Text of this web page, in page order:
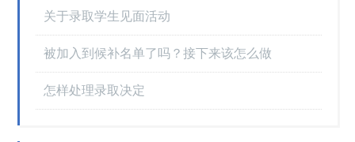
关于录取学生见面活动
被加入到候补名单了吗？接下来该怎么做
怎样处理录取决定